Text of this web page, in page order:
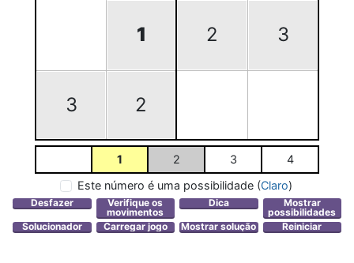
1 2 3
3 2
1 2 3
4
Este número é uma possibilidade (Claro)